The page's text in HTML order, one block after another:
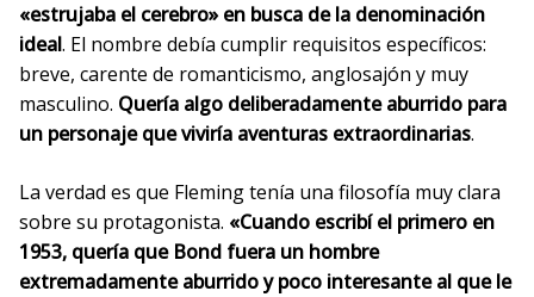
«estrujaba el cerebro» en busca de la denominación
ideal. El nombre debía cumplir requisitos específicos:
breve, carente de romanticismo, anglosajón y muy
masculino. Quería algo deliberadamente aburrido para
un personaje que viviría aventuras extraordinarias.
La verdad es que Fleming tenía una filosofía muy clara
sobre su protagonista. «Cuando escribí el primero en
1953, quería que Bond fuera un hombre
extremadamente aburrido y poco interesante al que le